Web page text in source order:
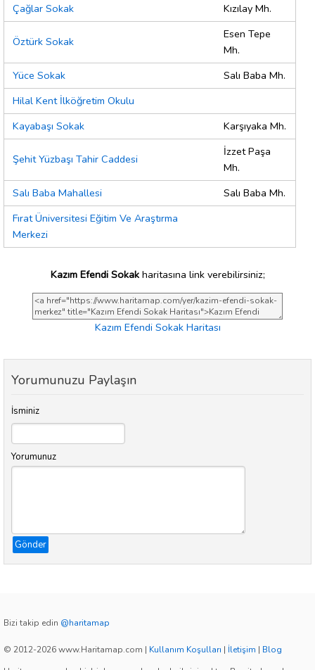
Çağlar Sokak
Kızılay Mh.
Öztürk Sokak
Esen Tepe
Mh.
Yüce Sokak
Salı Baba Mh.
Hilal Kent İlköğretim Okulu
Kayabaşı Sokak
Karşıyaka Mh.
Şehit Yüzbaşı Tahir Caddesi
İzzet Paşa
Mh.
Salı Baba Mahallesi
Salı Baba Mh.
Fırat Üniversitesi Eğitim Ve Araştırma
Merkezi
Kazım Efendi Sokakharitasına link verebilirsiniz;
Kazım Efendi Sokak Haritası
Yorumunuzu Paylaşın
İsminiz
Yorumunuz
Gönder
Bizi takip edin @haritamap
© 2012-2026 www.Haritamap.com | Kullanım Koşulları | İletişim | Blog